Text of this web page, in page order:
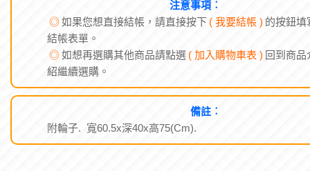
注意事項︰
◎如果您想直接結帳，請直接按下 ( 我要結帳 ) 的按鈕填
結帳表單。
◎如想再選購其他商品請點選 ( 加入購物車表 ) 回到商品
紹繼續選購。
備註︰
附輪子. 寬60.5x深40x高75(Cm).